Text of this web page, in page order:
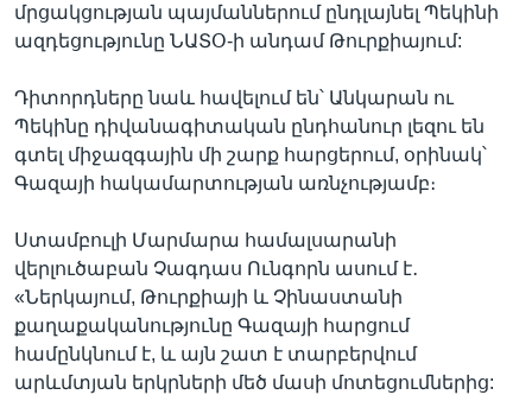
մրցակցության պայմաններում ընդլայնել Պեկինի
ազդեցությունը ՆԱՏՕ-ի անդամ Թուրքիայում:
Դիտորդները նաև հավելում են՝ Անկարան ու
Պեկինը դիվանագիտական ընդհանուր լեզու են
գտել միջազգային մի շարք հարցերում, օրինակ՝
Գազայի հակամարտության առնչությամբ։
Ստամբուլի Մարմարա համալսարանի
վերլուծաբան Չագդաս Ունգորն ասում է․
«Ներկայում, Թուրքիայի և Չինաստանի
քաղաքականությունը Գազայի հարցում
համընկնում է, և այն շատ է տարբերվում
արևմտյան երկրների մեծ մասի մոտեցումներից: